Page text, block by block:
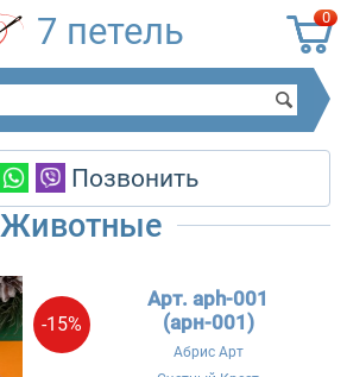
0
7 петель
Позвонить
Животные
-15%
Арт. aph-001
(арн-001)
Абрис Арт